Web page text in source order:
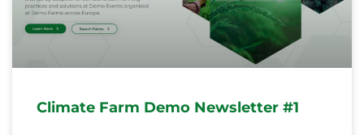
Climate Farm Demo Newsletter #1